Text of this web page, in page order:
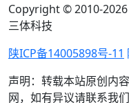
Copyright © 2010-2026
三体科技
陕ICP备14005898号-11
声明：转载本站原创内
网，如有异议请联系我们